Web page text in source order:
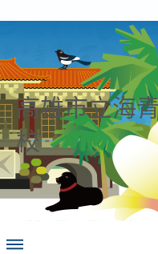
高雄市立海
校